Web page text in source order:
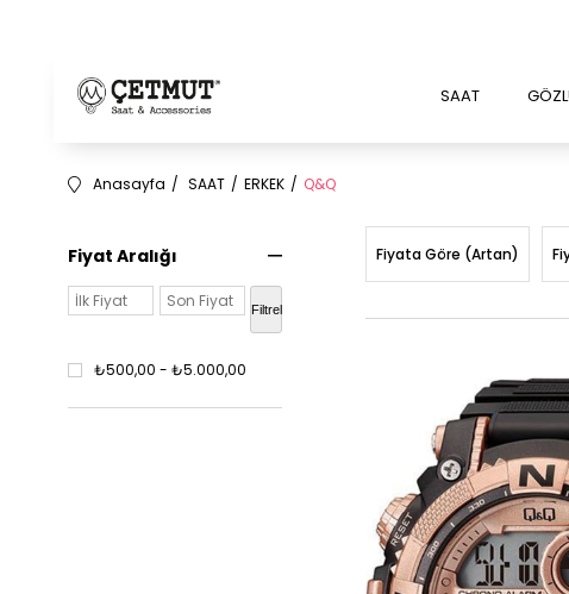
SAAT
Anasayfa SAAT ERKEK Q&Q
Fiyat Aralığı
Filtrele
₺500,00 - ₺5.000,00
Fiyata Göre (Artan)